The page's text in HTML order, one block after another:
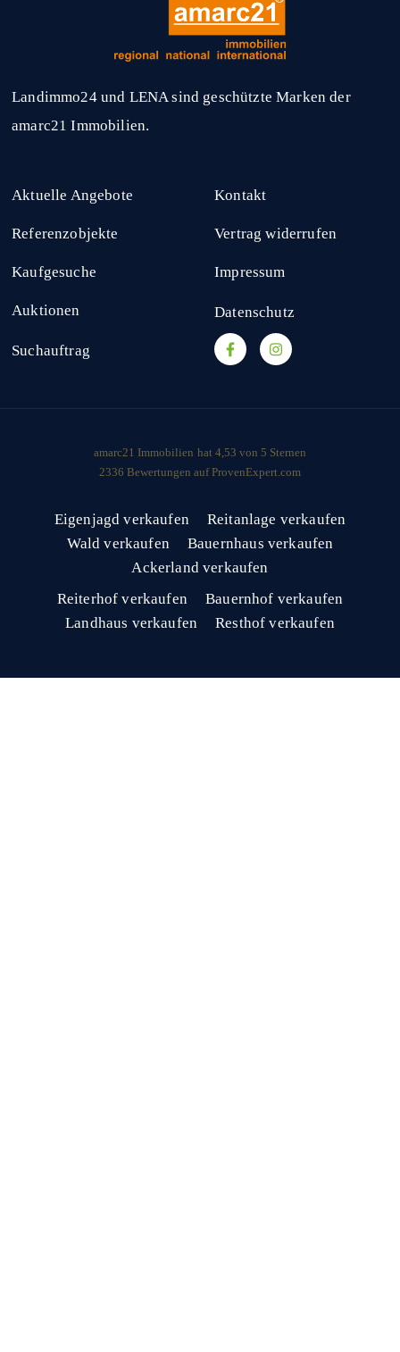
Landimmo24 und LENA sind geschützte Marken der
amarc21 Immobilien.
Aktuelle Angebote
Referenzobjekte
Kaufgesuche
Auktionen
Suchauftrag
Kontakt
Vertrag widerrufen
Impressum
Datenschutz
amarc21 Immobilien hat 4,53 von 5 Sternen
2336 Bewertungen auf ProvenExpert.com
Eigenjagd verkaufen
Reitanlage verkaufen
Wald verkaufen
Bauernhaus verkaufen
Ackerland verkaufen
Reiterhof verkaufen
Bauernhof verkaufen
Landhaus verkaufen
Resthof verkaufen